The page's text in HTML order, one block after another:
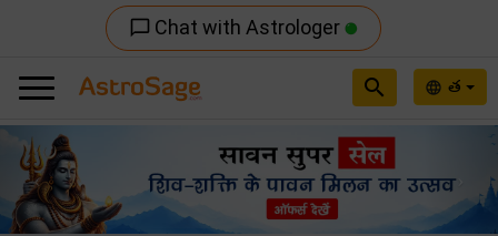
chat_bubble_outline Chat with Astrologer
language త
search
Previous